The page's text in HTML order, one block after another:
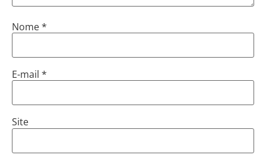
Nome*
E-mail *
Site